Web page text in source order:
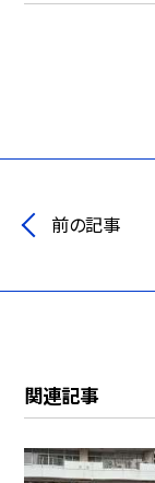
前の記事
関連記事